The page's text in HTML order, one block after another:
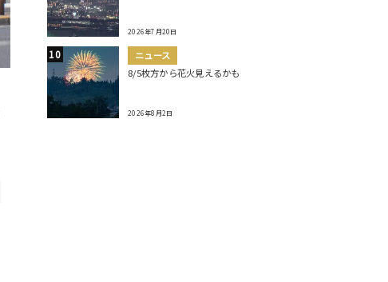
2026年7月20日
ニュース
8/5枚方から花火見えるかも
2026年8月2日